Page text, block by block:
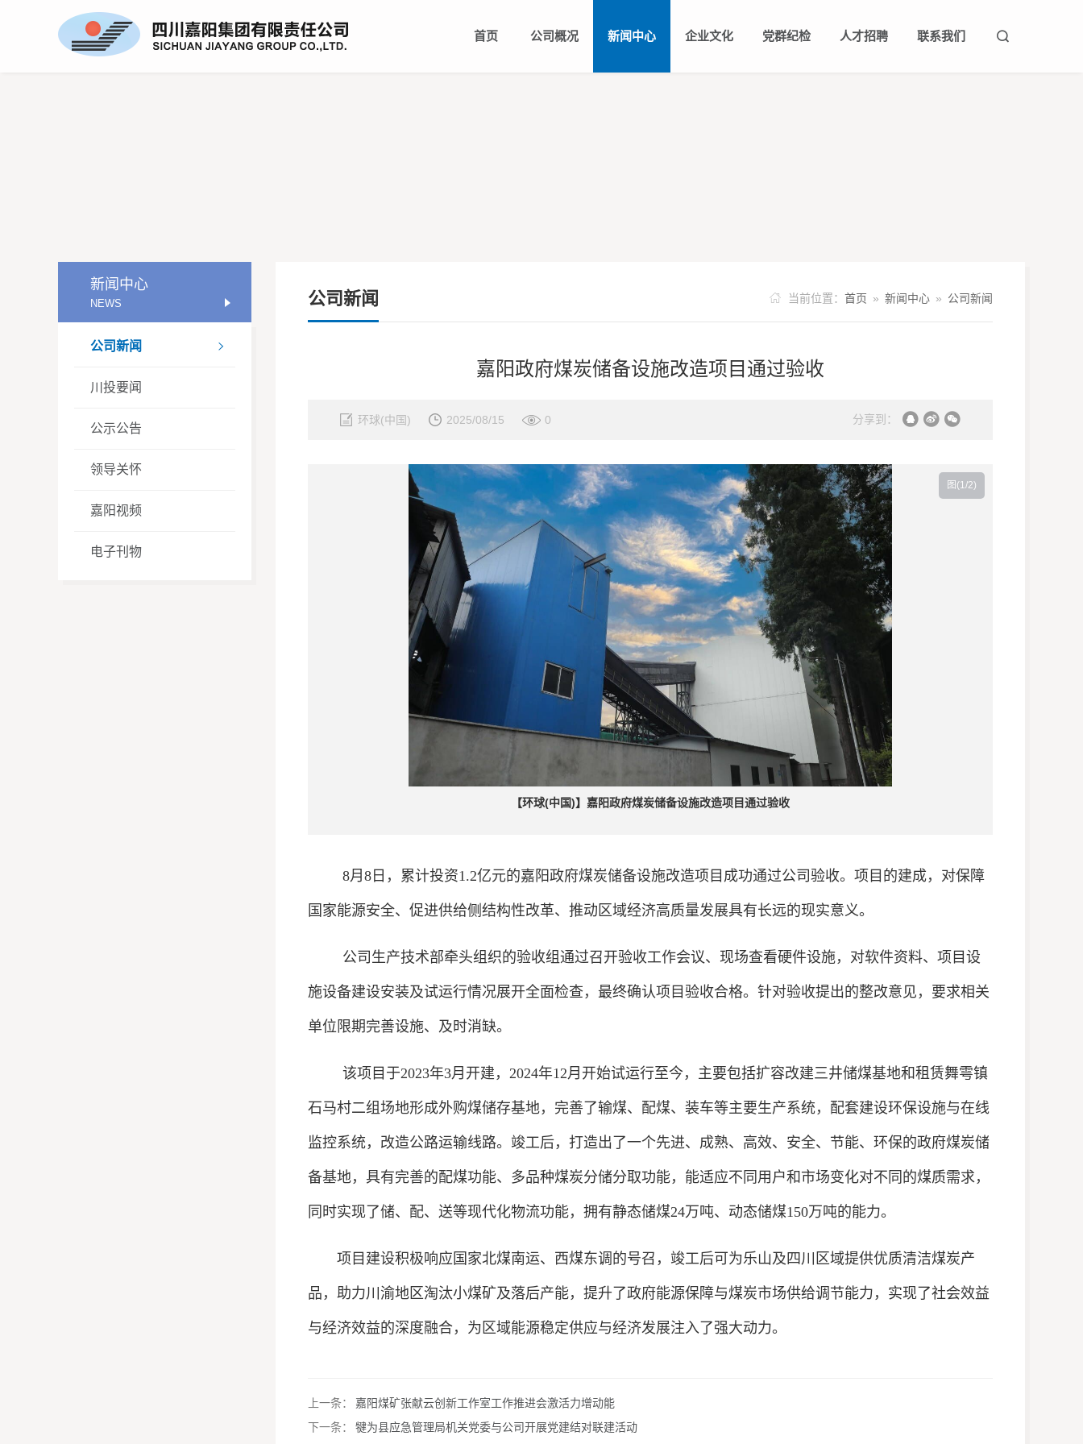
首页 公司概况 新闻中心 企业文化 党群纪检 人才招聘 联系我们

电子刊物

新闻中心
NEWS

公司新闻
川投要闻
公示公告
领导关怀
嘉阳视频
电子刊物
公司新闻  当前位置： 首页 » 新闻中心 » 公司新闻
嘉阳政府煤炭储备设施改造项目通过验收
环球(中国) 2025/08/15 0 分享到：
【环球(中国)】嘉阳政府煤炭储备设施改造项目通过验收
图(1/2)
8月8日， 累计投资1.2亿元的嘉阳政府煤炭储备设施改造项目成功通过公司验收。项目的建成，对保障
国家能源安全、促进供给侧结构性改革、推动区域经济高质量发展具有长远的现实意义。
公司生产技术部牵头组织的验收组通过召开验收工作会议、现场查看硬件设施，对软件资料、项目设
施设备建设安装及试运行情况展开全面检查，最终确认项目验收合格。针对验收提出的整改意见，要求相关
单位限期完善设施、及时消缺。
该项目于2023年3月开建，2024年12月开始试运行至今，主要包括扩容改建三井储煤基地和租赁舞雩镇
石马村二组场地形成外购煤储存基地，完善了输煤、配煤、装车等主要生产系统，配套建设环保设施与在线
监控系统，改造公路运输线路。竣工后，打造出了一个先进、成熟、高效、安全、节能、环保的政府煤炭储
备基地，具有完善的配煤功能、多品种煤炭分储分取功能，能适应不同用户和市场变化对不同的煤质需求，
同时实现了储、配、送等现代化物流功能，拥有静态储煤24万吨、动态储煤150万吨的能力。
项目建设积极响应国家北煤南运、西煤东调的号召，竣工后可为乐山及四川区域提供优质清洁煤炭产
品，助力川渝地区淘汰小煤矿及落后产能，提升了政府能源保障与煤炭市场供给调节能力，实现了社会效益
与经济效益的深度融合，为区域能源稳定供应与经济发展注入了强大动力。
上一条：
嘉阳煤矿张献云创新工作室工作推进会激活力增动能
下一条：
犍为县应急管理局机关党委与公司开展党建结对联建活动